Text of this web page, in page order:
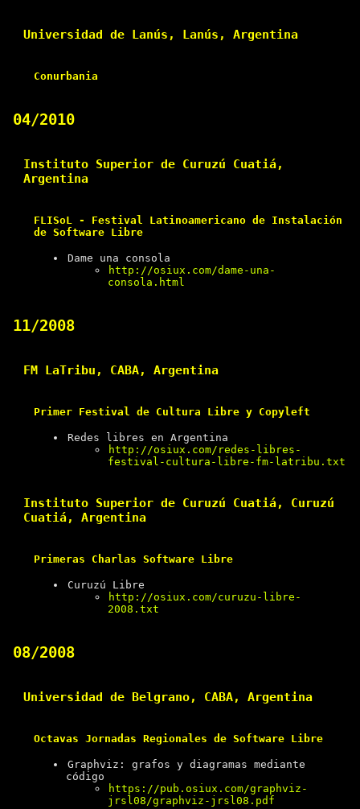
Universidad de Lanús, Lanús, Argentina
Conurbania
04/2010
Instituto Superior de Curuzú Cuatiá,
Argentina
FLISoL - Festival Latinoamericano de Instalación
de Software Libre
Dame una consola
http://osiux.com/dame-una-
consola.html
11/2008
FM LaTribu, CABA, Argentina
Primer Festival de Cultura Libre y Copyleft
Redes libres en Argentina
http://osiux.com/redes-libres-
festival-cultura-libre-fm-latribu.txt
Instituto Superior de Curuzú Cuatiá, Curuzú
Cuatiá, Argentina
Primeras Charlas Software Libre
Curuzú Libre
http://osiux.com/curuzu-libre-
2008.txt
08/2008
Universidad de Belgrano, CABA, Argentina
Octavas Jornadas Regionales de Software Libre
Graphviz: grafos y diagramas mediante
código
https://pub.osiux.com/graphviz-
jrsl08/graphviz-jrsl08.pdf